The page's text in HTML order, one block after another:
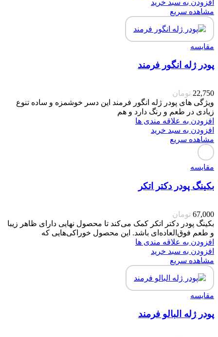
افزودن به سبد خرید
مشاهده سریع
مقایسه
پودر ژله انگور فرمند
22,750 تومان
ویژگی های پودر ژله انگور فرمند این دسر خوشمزه و ساده تنوع
زیادی در طعم و رنگ دارد و هم
افزودن به علاقه مندی ها
افزودن به سبد خرید
مشاهده سریع
مقایسه
بکینگ پودر دکتر اتکر
67,000 تومان
بکینگ پودر دکتر اتکر کمک می‌کند تا محصول نهایی دارای ظاهر زیبا
و طعم فوق‌العاده‌ای باشد. این محصول خوراکی‌هایی که
افزودن به علاقه مندی ها
افزودن به سبد خرید
مشاهده سریع
مقایسه
پودر ژله البالو فرمند